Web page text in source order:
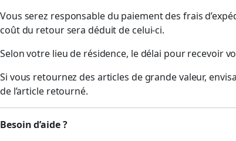
Vous serez responsable du paiement des frais
coût du retour sera déduit de celui-ci.
Selon votre lieu de résidence, le délai pour recevoir
Si vous retournez des articles de grande valeur,
de l’article retourné.
Besoin d’aide ?